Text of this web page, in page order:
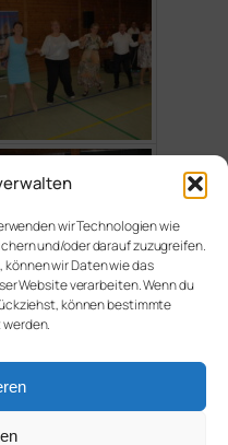
wir Technologien wie
und/oder darauf zuzugreifen.
wir Daten wie das
Website verarbeiten. Wenn du
können bestimmte